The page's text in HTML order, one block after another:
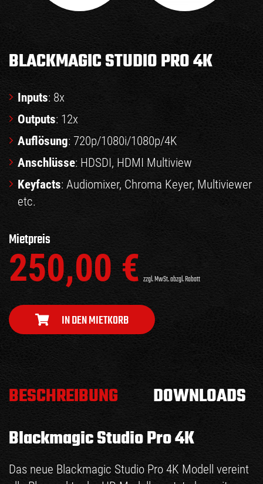
BLACKMAGIC STUDIO PRO 4K
Inputs: 8x
Outputs: 12x
Auflösung: 720p/1080i/1080p/4K
Anschlüsse: HDSDI, HDMI Multiview
Keyfacts: Audiomixer, Chroma Keyer, Multiviewer
etc.
Mietpreis
250,00 € zzgl. MwSt. abzgl. Rabatt
IN DEN MIETKORB
BESCHREIBUNG
DOWNLOADS
Blackmagic Studio Pro 4K
Das neue Blackmagic Studio Pro 4K Modell vereint